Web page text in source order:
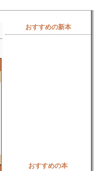
おすすめの新本